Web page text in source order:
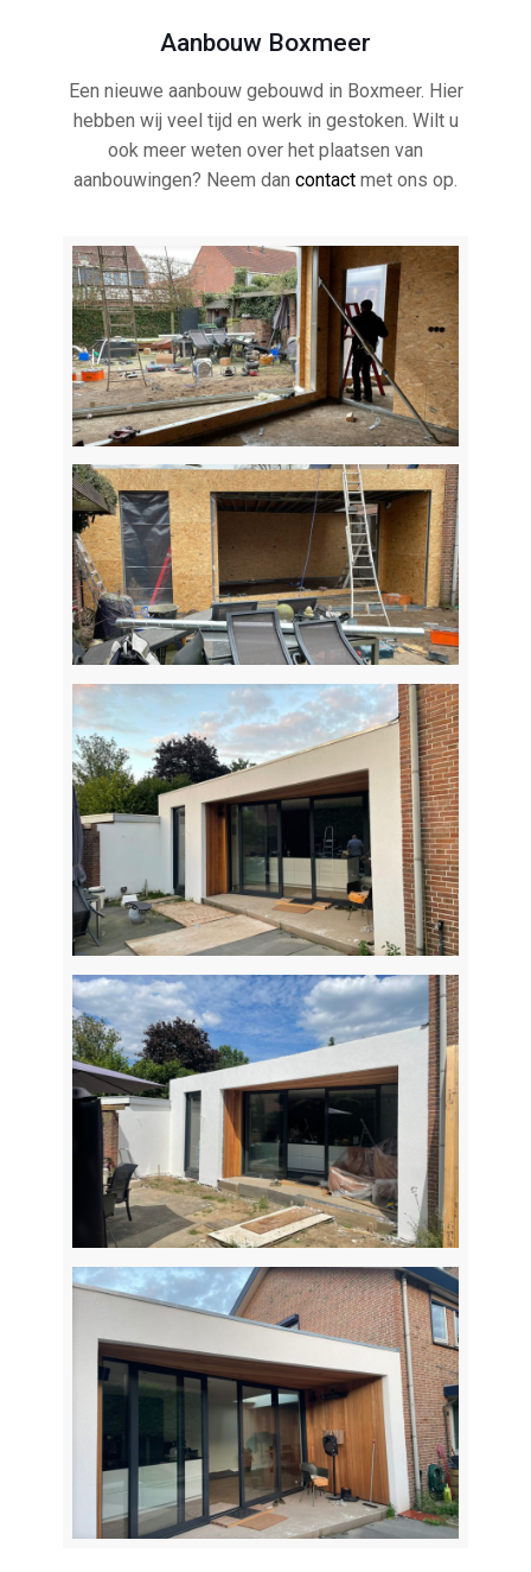
Aanbouw Boxmeer
Een nieuwe aanbouw gebouwd in Boxmeer. Hier
hebben wij veel tijd en werk in gestoken. Wilt u
ook meer weten over het plaatsen van
aanbouwingen? Neem dan contact met ons op.